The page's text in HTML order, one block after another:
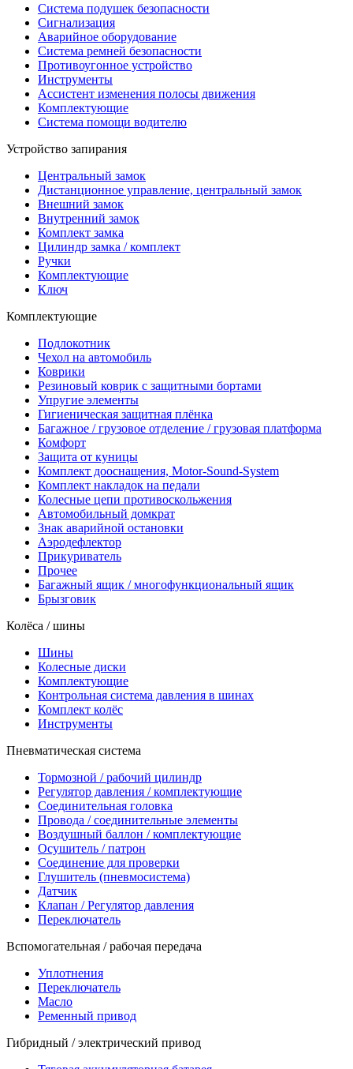
Система подушек безопасности
Сигнализация
Аварийное оборудование
Система ремней безопасности
Противоугонное устройство
Инструменты
Ассистент изменения полосы движения
Комплектующие
Система помощи водителю
Устройство запирания
Центральный замок
Дистанционное управление, центральный замок
Внешний замок
Внутренний замок
Комплект замка
Цилиндр замка / комплект
Ручки
Комплектующие
Ключ
Комплектующие
Подлокотник
Чехол на автомобиль
Коврики
Резиновый коврик с защитными бортами
Упругие элементы
Гигиеническая защитная плёнка
Багажное / грузовое отделение / грузовая платформа
Комфорт
Защита от куницы
Комплект дооснащения, Motor-Sound-System
Комплект накладок на педали
Колесные цепи противоскольжения
Автомобильный домкрат
Знак аварийной остановки
Аэродефлектор
Прикуриватель
Прочее
Багажный ящик / многофункциональный ящик
Брызговик
Колёса / шины
Шины
Колесные диски
Комплектующие
Контрольная система давления в шинах
Комплект колёс
Инструменты
Пневматическая система
Тормозной / рабочий цилиндр
Регулятор давления / комплектующие
Соединительная головка
Провода / соединительные элементы
Воздушный баллон / комплектующие
Осушитель / патрон
Соединение для проверки
Глушитель (пневмосистема)
Датчик
Клапан / Регулятор давления
Переключатель
Вспомогательная / рабочая передача
Уплотнения
Переключатель
Масло
Ременный привод
Гибридный / электрический привод